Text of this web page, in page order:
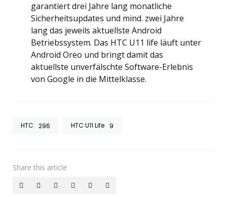
garantiert drei Jahre lang monatliche
Sicherheitsupdates und mind. zwei Jahre
lang das jeweils aktuellste Android
Betriebssystem. Das HTC U11 life läuft unter
Android Oreo und bringt damit das
aktuellste unverfälschte Software-Erlebnis
von Google in die Mittelklasse.
HTC 296 HTC U11 Life 9
Share this article